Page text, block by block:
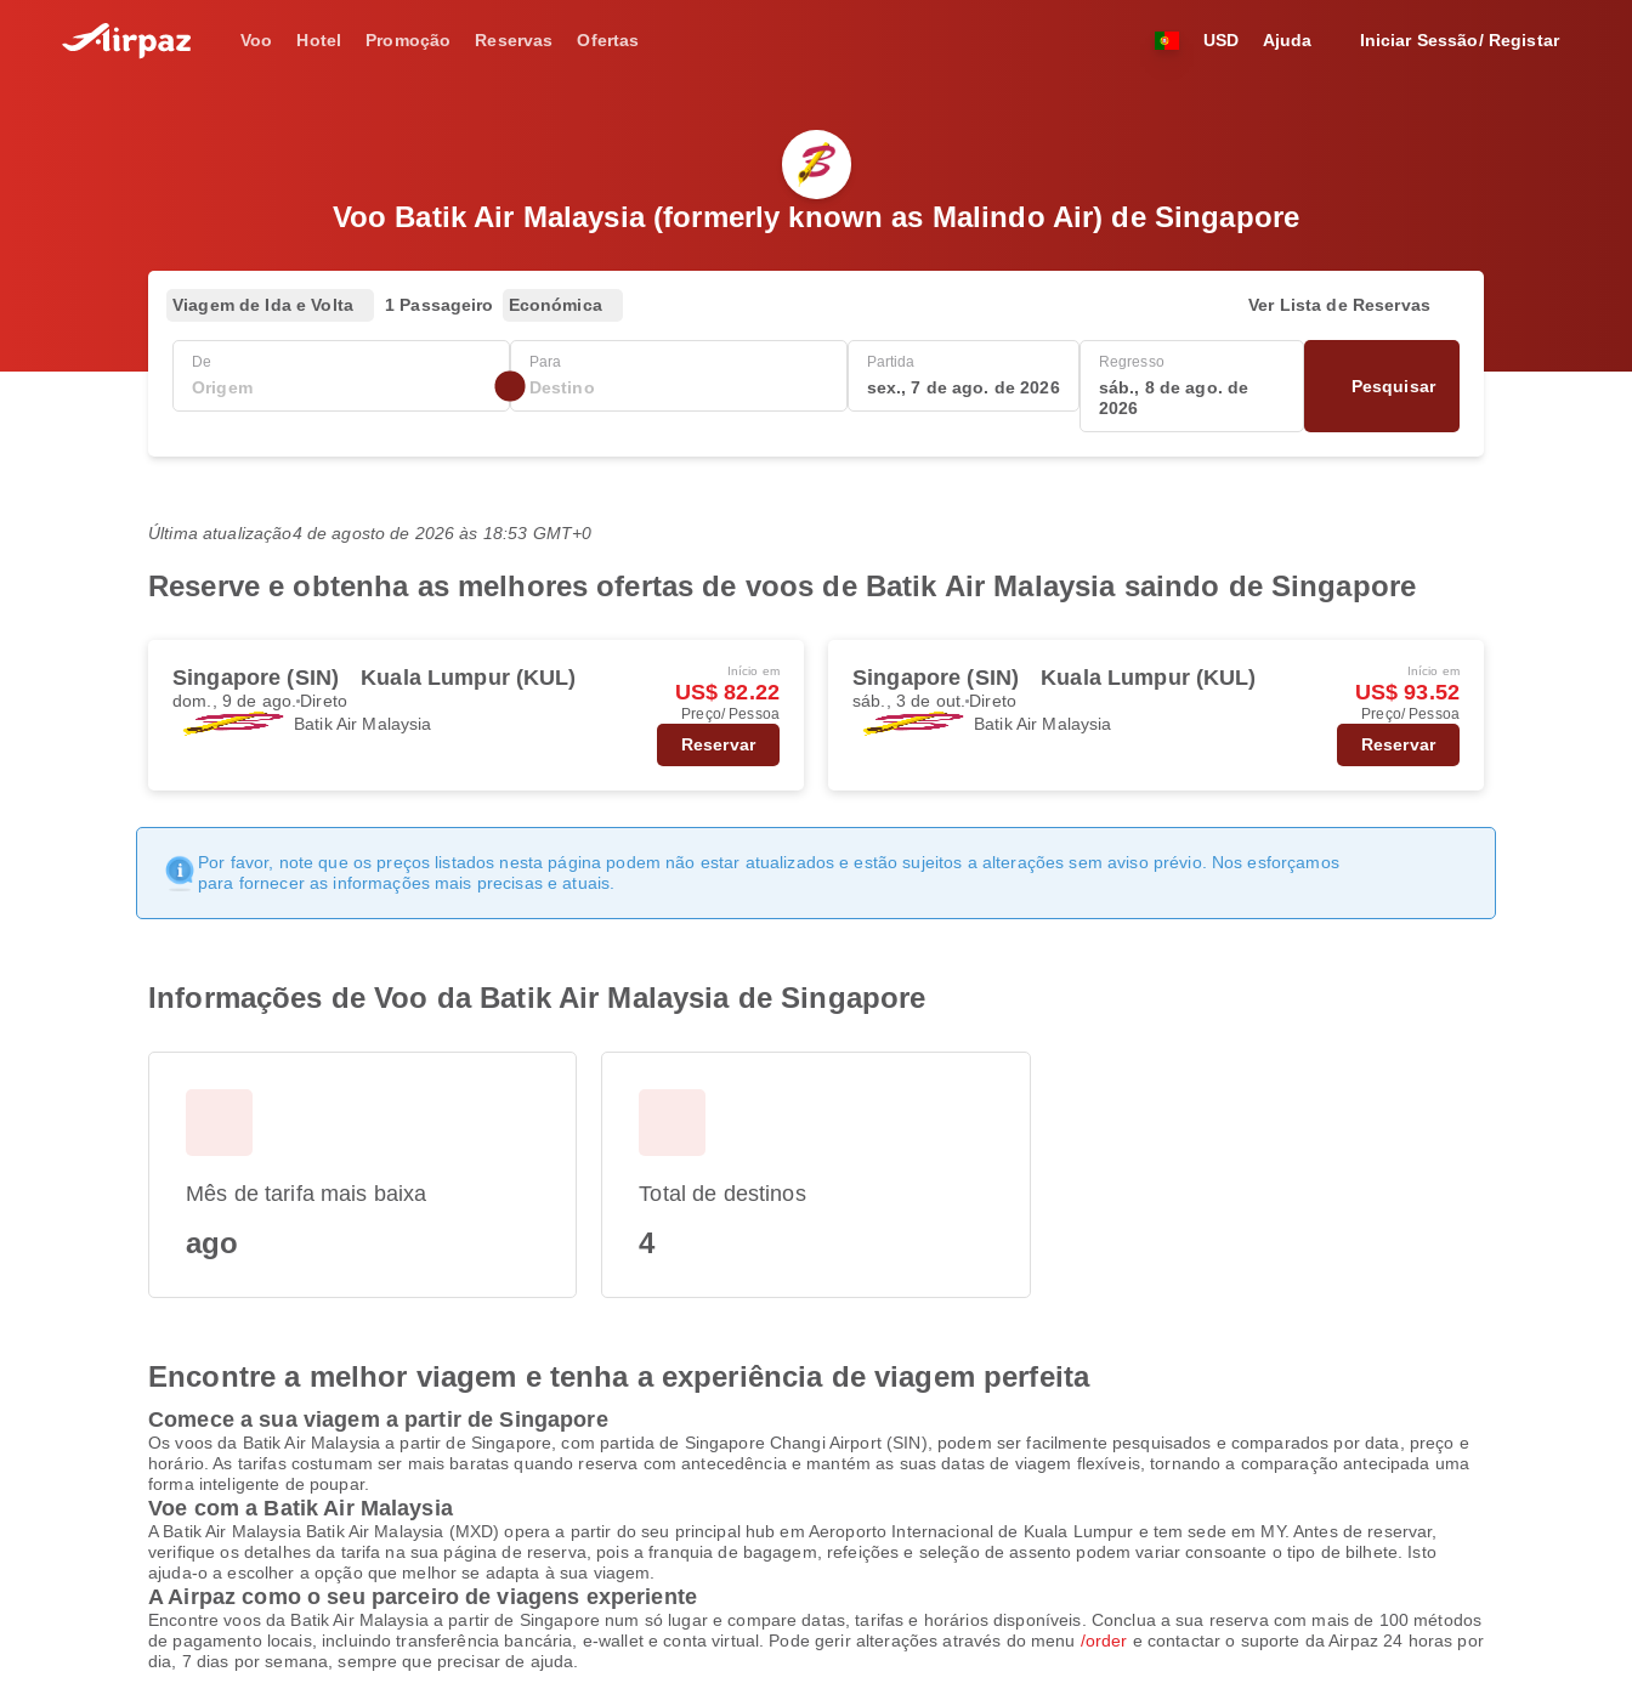
Voo Hotel Promoção Reservas Ofertas USD Ajuda Iniciar Sessão/ Registar
Voo Batik Air Malaysia (formerly known as Malindo Air) de Singapore
Viagem de Ida e Volta 1 Passageiro Económica Ver Lista de Reservas
De Para Partida
sex., 7 de ago. de 2026
Regresso
sáb., 8 de ago. de
2026
Pesquisar
Última atualização4 de agosto de 2026 às 18:53 GMT+0
Reserve e obtenha as melhores ofertas de voos de Batik Air Malaysia saindo de Singapore
Singapore (SIN) Kuala Lumpur (KUL)
dom., 9 de ago. Direto
Batik Air Malaysia
Início em
US$ 82.22
Preço/ Pessoa
Reservar
Singapore (SIN) Kuala Lumpur (KUL)
sáb., 3 de out. Direto
Batik Air Malaysia
Início em
US$ 93.52
Preço/ Pessoa
Reservar
Por favor, note que os preços listados nesta página podem não estar atualizados e estão sujeitos a alterações sem aviso prévio. Nos esforçamos
para fornecer as informações mais precisas e atuais.
Informações de Voo da Batik Air Malaysia de Singapore
Mês de tarifa mais baixa
ago
Total de destinos
4
Encontre a melhor viagem e tenha a experiência de viagem perfeita
Comece a sua viagem a partir de Singapore
Os voos da Batik Air Malaysia a partir de Singapore, com partida de Singapore Changi Airport (SIN), podem ser facilmente pesquisados e comparados por data, preço e
horário. As tarifas costumam ser mais baratas quando reserva com antecedência e mantém as suas datas de viagem flexíveis, tornando a comparação antecipada uma
forma inteligente de poupar.
Voe com a Batik Air Malaysia
A Batik Air Malaysia Batik Air Malaysia (MXD) opera a partir do seu principal hub em Aeroporto Internacional de Kuala Lumpur e tem sede em MY. Antes de reservar,
verifique os detalhes da tarifa na sua página de reserva, pois a franquia de bagagem, refeições e seleção de assento podem variar consoante o tipo de bilhete. Isto
ajuda-o a escolher a opção que melhor se adapta à sua viagem.
A Airpaz como o seu parceiro de viagens experiente
Encontre voos da Batik Air Malaysia a partir de Singapore num só lugar e compare datas, tarifas e horários disponíveis. Conclua a sua reserva com mais de 100 métodos
de pagamento locais, incluindo transferência bancária, e-wallet e conta virtual. Pode gerir alterações através do menu /order e contactar o suporte da Airpaz 24 horas por
dia, 7 dias por semana, sempre que precisar de ajuda.